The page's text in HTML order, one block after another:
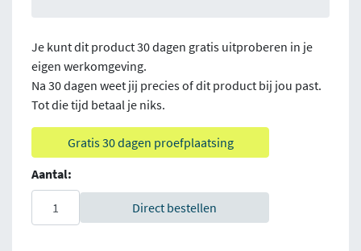
Je kunt dit product 30 dagen gratis uitproberen in je
eigen werkomgeving.
Na 30 dagen weet jij precies of dit product bij jou past.
Tot die tijd betaal je niks.
Gratis 30 dagen proefplaatsing
Aantal:
Direct bestellen